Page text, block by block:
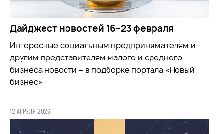
Дайджест новостей 16–23 февраля
Интересные социальным предпринимателям и
другим представителям малого и среднего
бизнеса новости – в подборке портала «Новый
бизнес»
12 АПРЕЛЯ 2026